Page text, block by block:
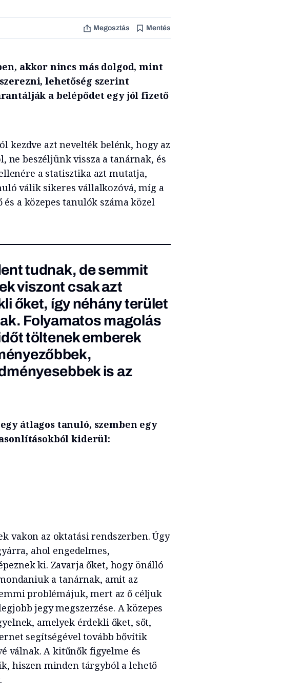
Megosztás Mentés
akkor nincs más dolgod, mint
lehetőség szerint
a belépődet egy jól fizető
kezdve azt nevelték belénk, hogy az
beszéljünk vissza a tanárnak, és
a statisztika azt mutatja,
válik sikeres vállalkozóvá, míg a
a közepes tanulók száma közel
tudnak, de semmit
viszont csak azt
őket, így néhány terület
Folyamatos magolás
töltenek emberek
is az
átlagos tanuló, szemben egy
kiderül:
vakon az oktatási rendszerben. Úgy
ahol engedelmes,
ki. Zavarja őket, hogy önálló
a tanárnak, amit az
problémájuk, mert az ő céljuk
jegy megszerzése. A közepes
amelyek érdekli őket, sőt,
segítségével tovább bővítik
válnak. A kitűnők figyelme és
hiszen minden tárgyból a lehető